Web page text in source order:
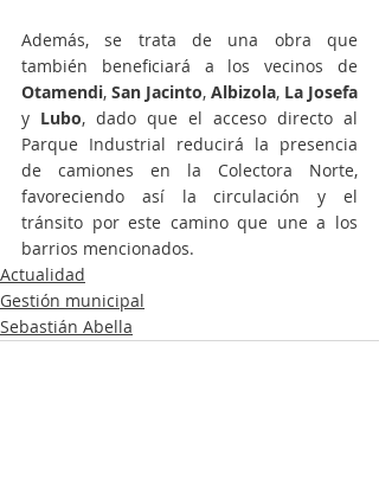
Además, se trata de una obra que
Otamendi, San Jacinto, Albizola, La Josefa
y Lubo, dado que el acceso directo al
Parque Industrial reducirá la presencia
de camiones en la Colectora Norte,
favoreciendo así la circulación y el
tránsito por este camino que une a los
barrios mencionados.
Actualidad
Gestión municipal
Sebastián Abella